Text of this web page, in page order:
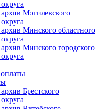
Могилевского
Минского областного
Минского городского
Брестского